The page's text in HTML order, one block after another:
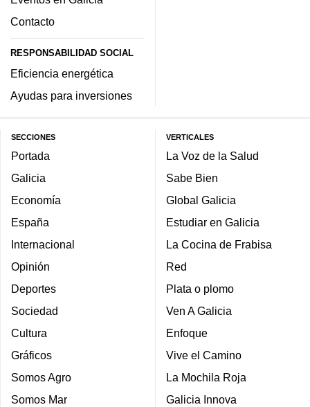
Contacto
RESPONSABILIDAD SOCIAL
Eficiencia energética
Ayudas para inversiones
SECCIONES
Portada
Galicia
Economía
España
Internacional
Opinión
Deportes
Sociedad
Cultura
Gráficos
Somos Agro
Somos Mar
VERTICALES
La Voz de la Salud
Sabe Bien
Global Galicia
Estudiar en Galicia
La Cocina de Frabisa
Red
Plata o plomo
Ven A Galicia
Enfoque
Vive el Camino
La Mochila Roja
Galicia Innova